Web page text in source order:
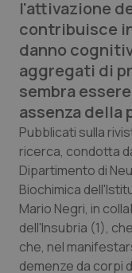
Professionisti
Abruzzo
Basilicata
Calabria
Campania
Emilia-
QS Pro Gold
Artrite &
Asma &
Car-T
Colesterolo
QS Club
l'attivazione
contribuisce
danno
aggregati di
sembra
assenza della
Pubblicati sulla
ricerca, condotta
Dipartimento di
Biochimica
Mario Negri, in
dell'Insubria (1),
che, nel
demenze da corpi